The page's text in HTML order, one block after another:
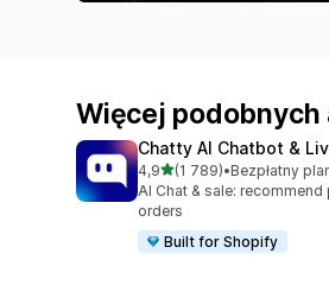
Więcej podobnych
Chatty AI Chatbot &
4,9na 5 gwiazdek
(1 789)
Łączna liczba recenzji:
•Bezpłatny
AI Chat & sale:
orders
Built for Shopify